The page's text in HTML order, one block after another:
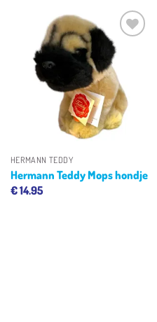
Toevoegen
aan
verlanglijst
HERMANN TEDDY
Hermann Teddy Mops hondje
€14.95